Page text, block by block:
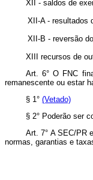
XII - saldos de
XII-A -
XII-B - reversão
XIII recursos de
Art. 6° O FNC
remanescente ou estar
§ 1° (Vetado)
§ 2° Poderão ser
Art. 7° A SEC/PR
normas, garantias e